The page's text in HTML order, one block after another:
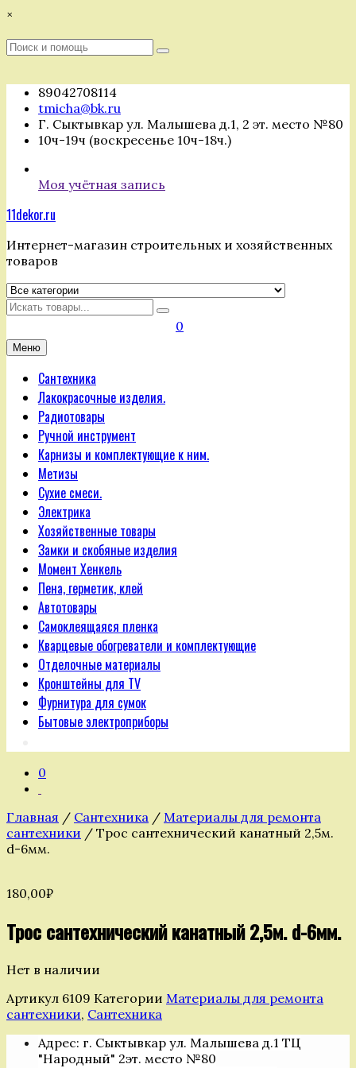
Перейти
содержимому
×
Поиск
Поиск
89042708114
tmicha@bk.ru
Г. Сыктывкар ул. Малышева д.1, 2 эт. место №80
10ч-19ч (воскресенье 10ч-18ч.)
Моя учётная запись
11dekor.ru
Интернет-магазин строительных и хозяйственных
товаров
Искать
0
Меню
Сантехника
Лакокрасочные изделия.
Радиотовары
Ручной инструмент
Карнизы и комплектующие к ним.
Метизы
Сухие смеси.
Электрика
Хозяйственные товары
Замки и скобяные изделия
Момент Хенкель
Пена, герметик, клей
Автотовары
Самоклеящаяся пленка
Кварцевые обогреватели и комплектующие
Отделочные материалы
Кронштейны для TV
Фурнитура для сумок
Бытовые электроприборы
0
Главная / Сантехника / Материалы для ремонта
сантехники / Трос сантехнический канатный 2,5м.
d-6мм.
180,00₽
Трос сантехнический канатный 2,5м. d-6мм.
Нет в наличии
Артикул 6109 Категории Материалы для ремонта
сантехники, Сантехника
Адрес: г. Сыктывкар ул. Малышева д.1 ТЦ
"Народный" 2эт. место №80